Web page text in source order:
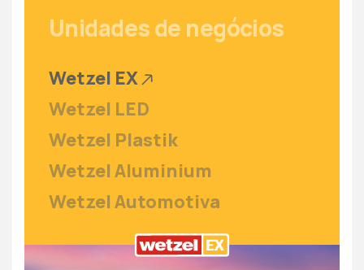
Unidadesde negócios
Wetzel EX
Wetzel LED
Wetzel Plastik
Wetzel Aluminium
Wetzel Automotiva